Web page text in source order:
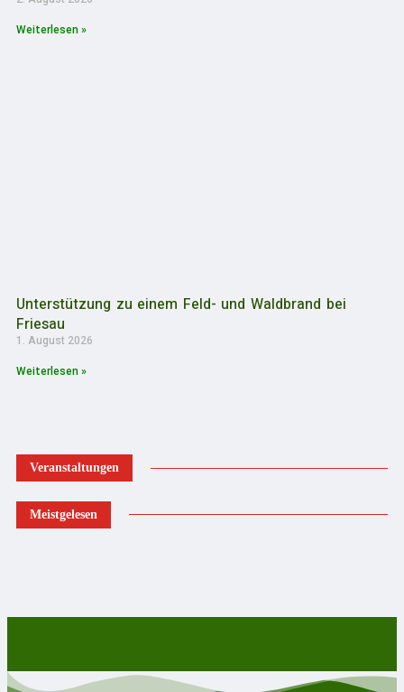
Weiterlesen »
Unterstützung zu einem Feld- und Waldbrand bei
Friesau
1. August 2026
Weiterlesen »
Veranstaltungen
Meistgelesen